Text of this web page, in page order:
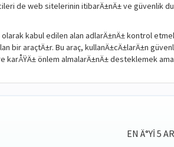
de web sitelerinin itibarÄ±nÄ± ve güvenlik
kabul edilen alan adlarÄ±nÄ± kontrol
bir araçtÄ±r. Bu araç, kullanÄ±cÄ±larÄ±n
önlem almalarÄ±nÄ± desteklemek
EN Ä°YI 5